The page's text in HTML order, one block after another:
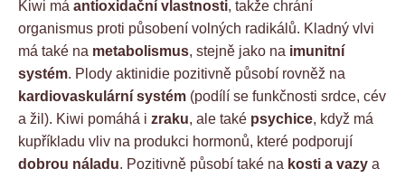
Kiwi má antioxidační vlastnosti, takže chrání
organismus proti působení volných radikálů. Kladný vlvi
má také na metabolismus, stejně jako na imunitní
systém. Plody aktinidie pozitivně působí rovněž na
kardiovaskulární systém (podílí se funkčnosti srdce, cév
a žil). Kiwi pomáhá i zraku, ale také psychice, když má
kupříkladu vliv na produkci hormonů, které podporují
dobrou náladu. Pozitivně působí také na kosti a vazy a